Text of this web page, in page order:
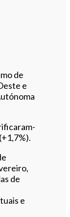
de
e
de
e